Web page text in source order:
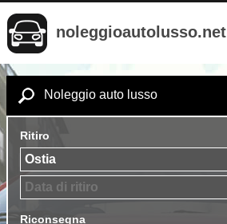
noleggioautolusso.net
Noleggio auto lusso
Ritiro
Riconsegna